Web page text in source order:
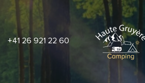
+41 26 921 22 60